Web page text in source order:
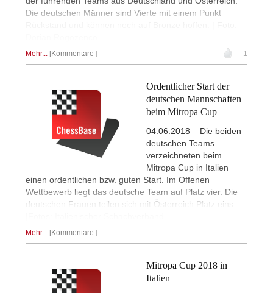
Die deutschen Männer sind Vierte mit einem Punkt
Mehr... Kommentare 1
Ordentlicher Start der
deutschen Mannschaften
beim Mitropa Cup
04.06.2018 – Die beiden
deutschen Teams
verzeichneten beim
Mitropa Cup in Italien
einen ordentlichen bzw. guten Start. Im Offenen
Wettbewerb liegt das deutsche Team auf Platz vier. Die
deutschen Frauen teilen sich mit Österreich Platz eins.
Mehr... Kommentare
Mitropa Cup 2018 in
Italien